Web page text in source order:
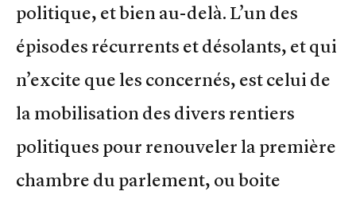
politique, et bien au-delà. L’un des
épisodes récurrents et désolants, et qui
n’excite que les concernés, est celui de
la mobilisation des divers rentiers
politiques pour renouveler la première
chambre du parlement, ou boite